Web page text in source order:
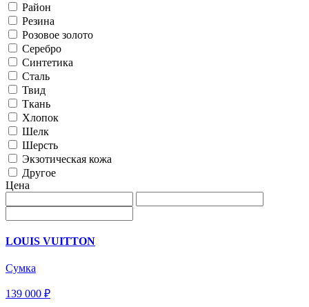
Район
Резина
Розовое золото
Серебро
Синтетика
Сталь
Твид
Ткань
Хлопок
Шелк
Шерсть
Экзотическая кожа
Другое
Цена
LOUIS VUITTON
Сумка
139 000 ₽